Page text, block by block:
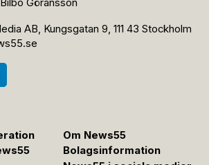
AB, Kungsgatan 9, 111 43 Stockholm
Om News55
Bolagsinformation